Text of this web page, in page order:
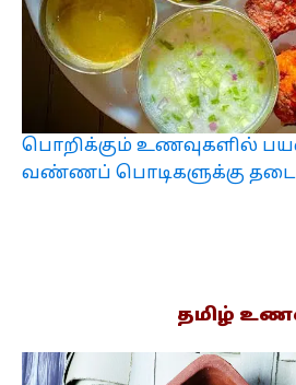
பொறிக்கும் உணவுகளில்
வண்ணப் பொடிகளுக்கு தடை
தமிழ்